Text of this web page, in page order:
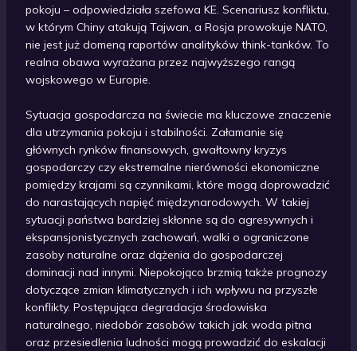
pokoju – odpowiedziała szefowa KE. Scenariusz konfliktu,
w którym Chiny atakują Tajwan, a Rosja prowokuje NATO,
nie jest już domeną raportów analityków think-tanków. To
realna obawa wyrażana przez najwyższego rangą
wojskowego w Europie.
Sytuacja gospodarcza na świecie ma kluczowe znaczenie
dla utrzymania pokoju i stabilności. Załamanie się
głównych rynków finansowych, gwałtowny kryzys
gospodarczy czy ekstremalne nierówności ekonomiczne
pomiędzy krajami są czynnikami, które mogą doprowadzić
do narastających napięć międzynarodowych. W takiej
sytuacji państwa bardziej skłonne są do agresywnych i
ekspansjonistycznych zachowań, walki o ograniczone
zasoby naturalne oraz dążenia do gospodarczej
dominacji nad innymi. Niepokojąco brzmią także prognozy
dotyczące zmian klimatycznych i ich wpływu na przyszłe
konflikty. Postępująca degradacja środowiska
naturalnego, niedobór zasobów takich jak woda pitna
oraz przesiedlenia ludności mogą prowadzić do eskalacji